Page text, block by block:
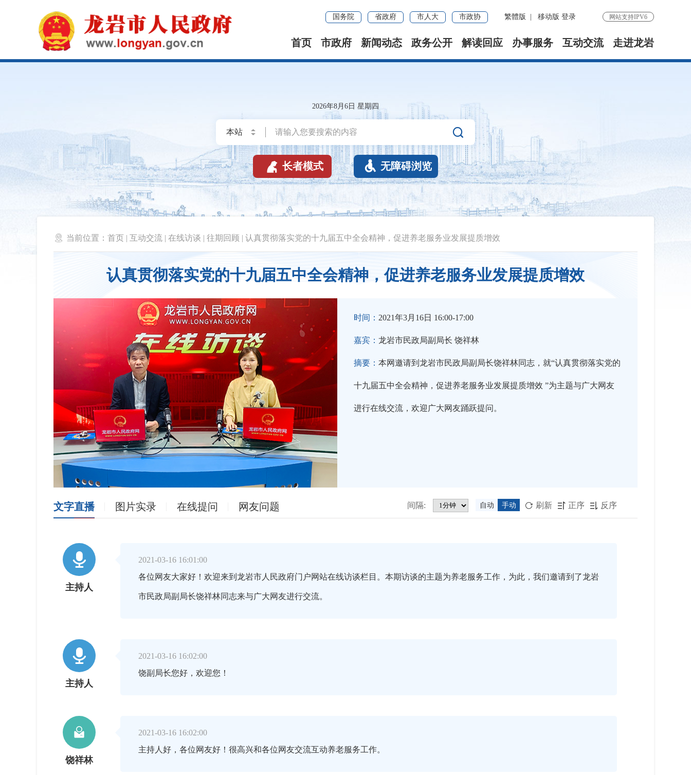
国务院 省政府 市人大 市政协 繁體版 移动版 登录 网站支持IPV6
首页 市政府 新闻动态 政务公开 解读回应 办事服务 互动交流 走进龙岩
2026年8月6日 星期四

 长者模式  无障碍浏览
 当前位置： 首页 | 互动交流 | 在线访谈 | 往期回顾 | 认真贯彻落实党的十九届五中全会精神，促进养老服务业发展提质增效
认真贯彻落实党的十九届五中全会精神，促进养老服务业发展提质增效
时间： 2021年3月16日 16:00-17:00
嘉宾： 龙岩市民政局副局长 饶祥林
摘要： 本网邀请到龙岩市民政局副局长饶祥林同志，就“认真贯彻落实党的
十九届五中全会精神，促进养老服务业发展提质增效 ”为主题与广大网友
进行在线交流，欢迎广大网友踊跃提问。
文字直播 图片实录 在线提问 网友问题 间隔: 自动 手动  刷新  正序  反序

主持人
2021-03-16 16:01:00
各位网友大家好！欢迎来到龙岩市人民政府门户网站在线访谈栏目。本期访谈的主题为养老服务工作，为此，我们邀请到了龙岩
市民政局副局长饶祥林同志来与广大网友进行交流。

主持人
2021-03-16 16:02:00
饶副局长您好，欢迎您！

饶祥林
2021-03-16 16:02:00
主持人好，各位网友好！很高兴和各位网友交流互动养老服务工作。